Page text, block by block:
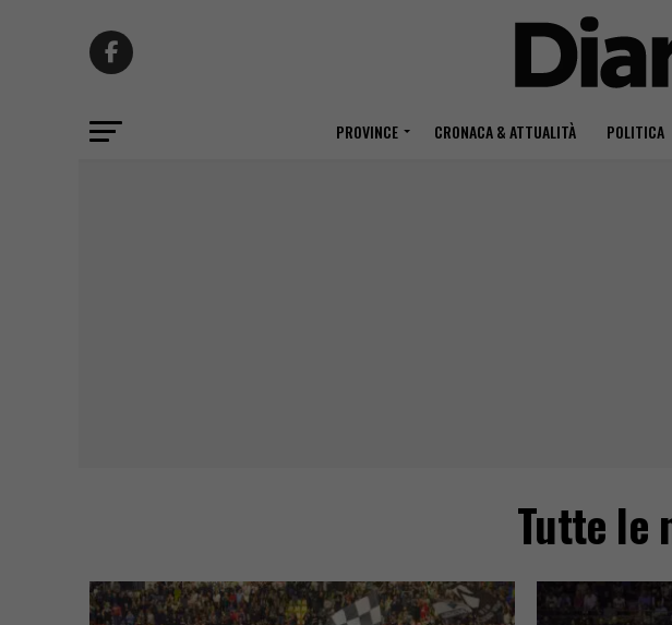
PROVINCE CRONACA & ATTUALITÀ POLITICA
Tutte le